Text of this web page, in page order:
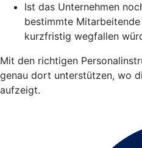
Ist das Unternehmen
bestimmte
kurzfristig wegfallen
Mit den richtigen
genau dort unterstützen, wo
aufzeigt.